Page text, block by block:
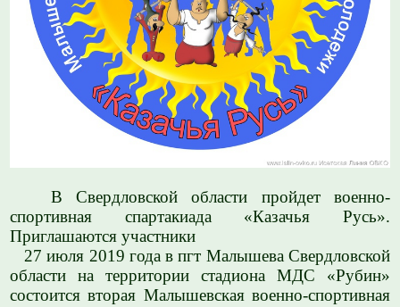
В Свердловской области пройдет военно-
спортивная спартакиада «Казачья Русь».
Приглашаются участники
27 июля 2019 года в пгт Малышева Свердловской
области на территории стадиона МДС «Рубин»
состоится вторая Малышевская военно-спортивная